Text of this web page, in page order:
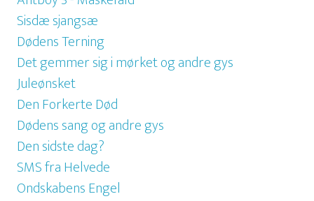
Sisdæ sjangsæ
Dødens Terning
Det gemmer sig i mørket og andre gys
Juleønsket
Den Forkerte Død
Dødens sang og andre gys
Den sidste dag?
SMS fra Helvede
Ondskabens Engel